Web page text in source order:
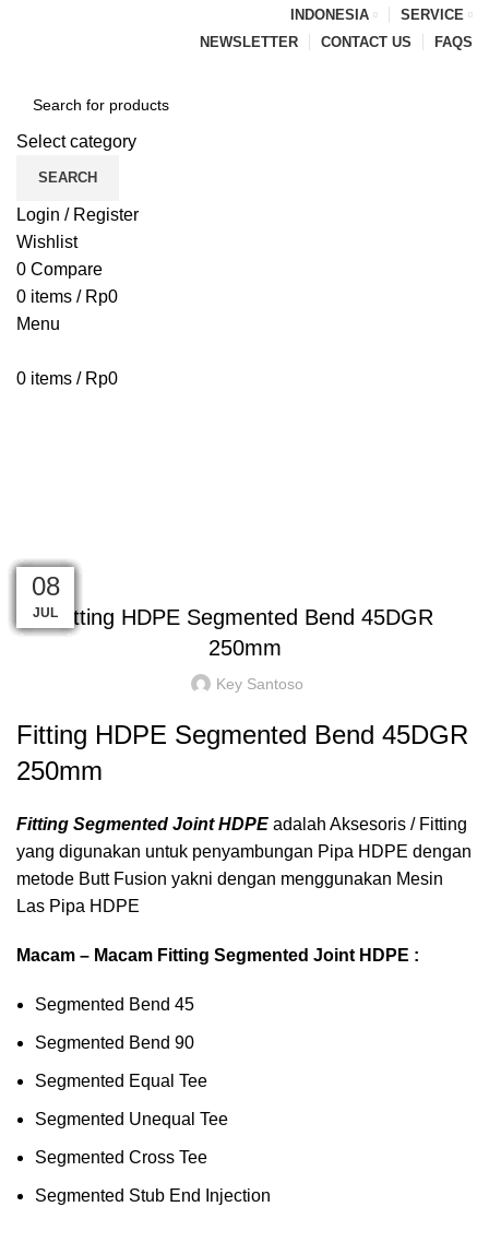
INDONESIA
SERVICE
NEWSLETTER
CONTACT US FAQS
Select category
SEARCH
Login / Register
Wishlist
0 Compare
0 items / Rp0
Menu
0 items / Rp0
Fitting HDPE Segmented Bend 45DGR
250mm
Key Santoso
Fitting HDPE Segmented Bend 45DGR
250mm
Fitting Segmented Joint HDPE adalah Aksesoris / Fitting
yang digunakan untuk penyambungan Pipa HDPE dengan
metode Butt Fusion yakni dengan menggunakan Mesin
Las Pipa HDPE
Macam – Macam Fitting Segmented Joint HDPE :
Segmented Bend 45
Segmented Bend 90
Segmented Equal Tee
Segmented Unequal Tee
Segmented Cross Tee
Segmented Stub End Injection
08
JUL
08
JUL
08
JUL
08
JUL
08
JUL
08
JUL
08
JUL
08
JUL
08
JUL
08
JUL
08
JUL
08
JUL